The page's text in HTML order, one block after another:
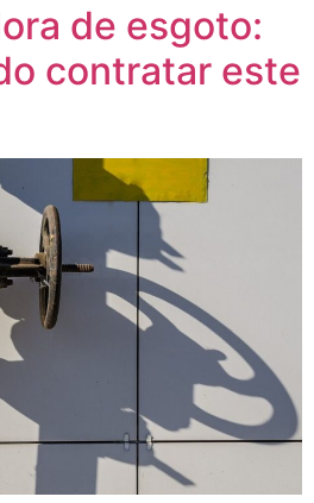
de esgoto:
contratar este